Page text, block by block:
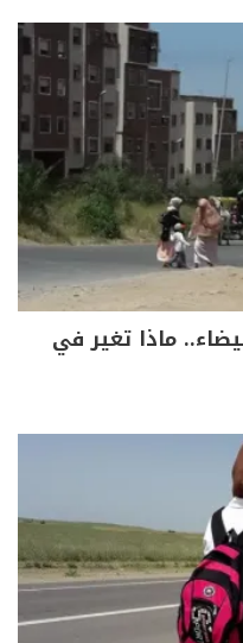
ماذا تغير في